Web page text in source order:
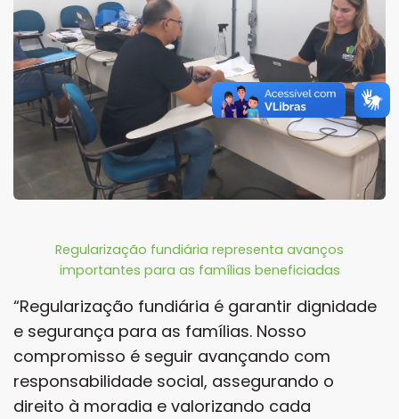
Regularização fundiária representa avanços
importantes para as famílias beneficiadas
“Regularização fundiária é garantir dignidade
e segurança para as famílias. Nosso
compromisso é seguir avançando com
responsabilidade social, assegurando o
direito à moradia e valorizando cada